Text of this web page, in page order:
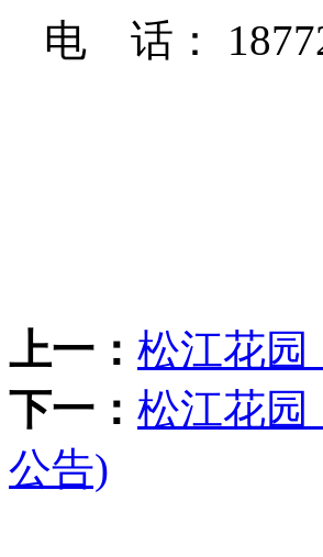
电
话：
上一： 松江花园
下一： 松江花园
公告)